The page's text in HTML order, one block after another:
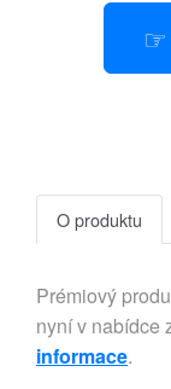
O produktu
Prémiový
nyní v nabídce
informace.